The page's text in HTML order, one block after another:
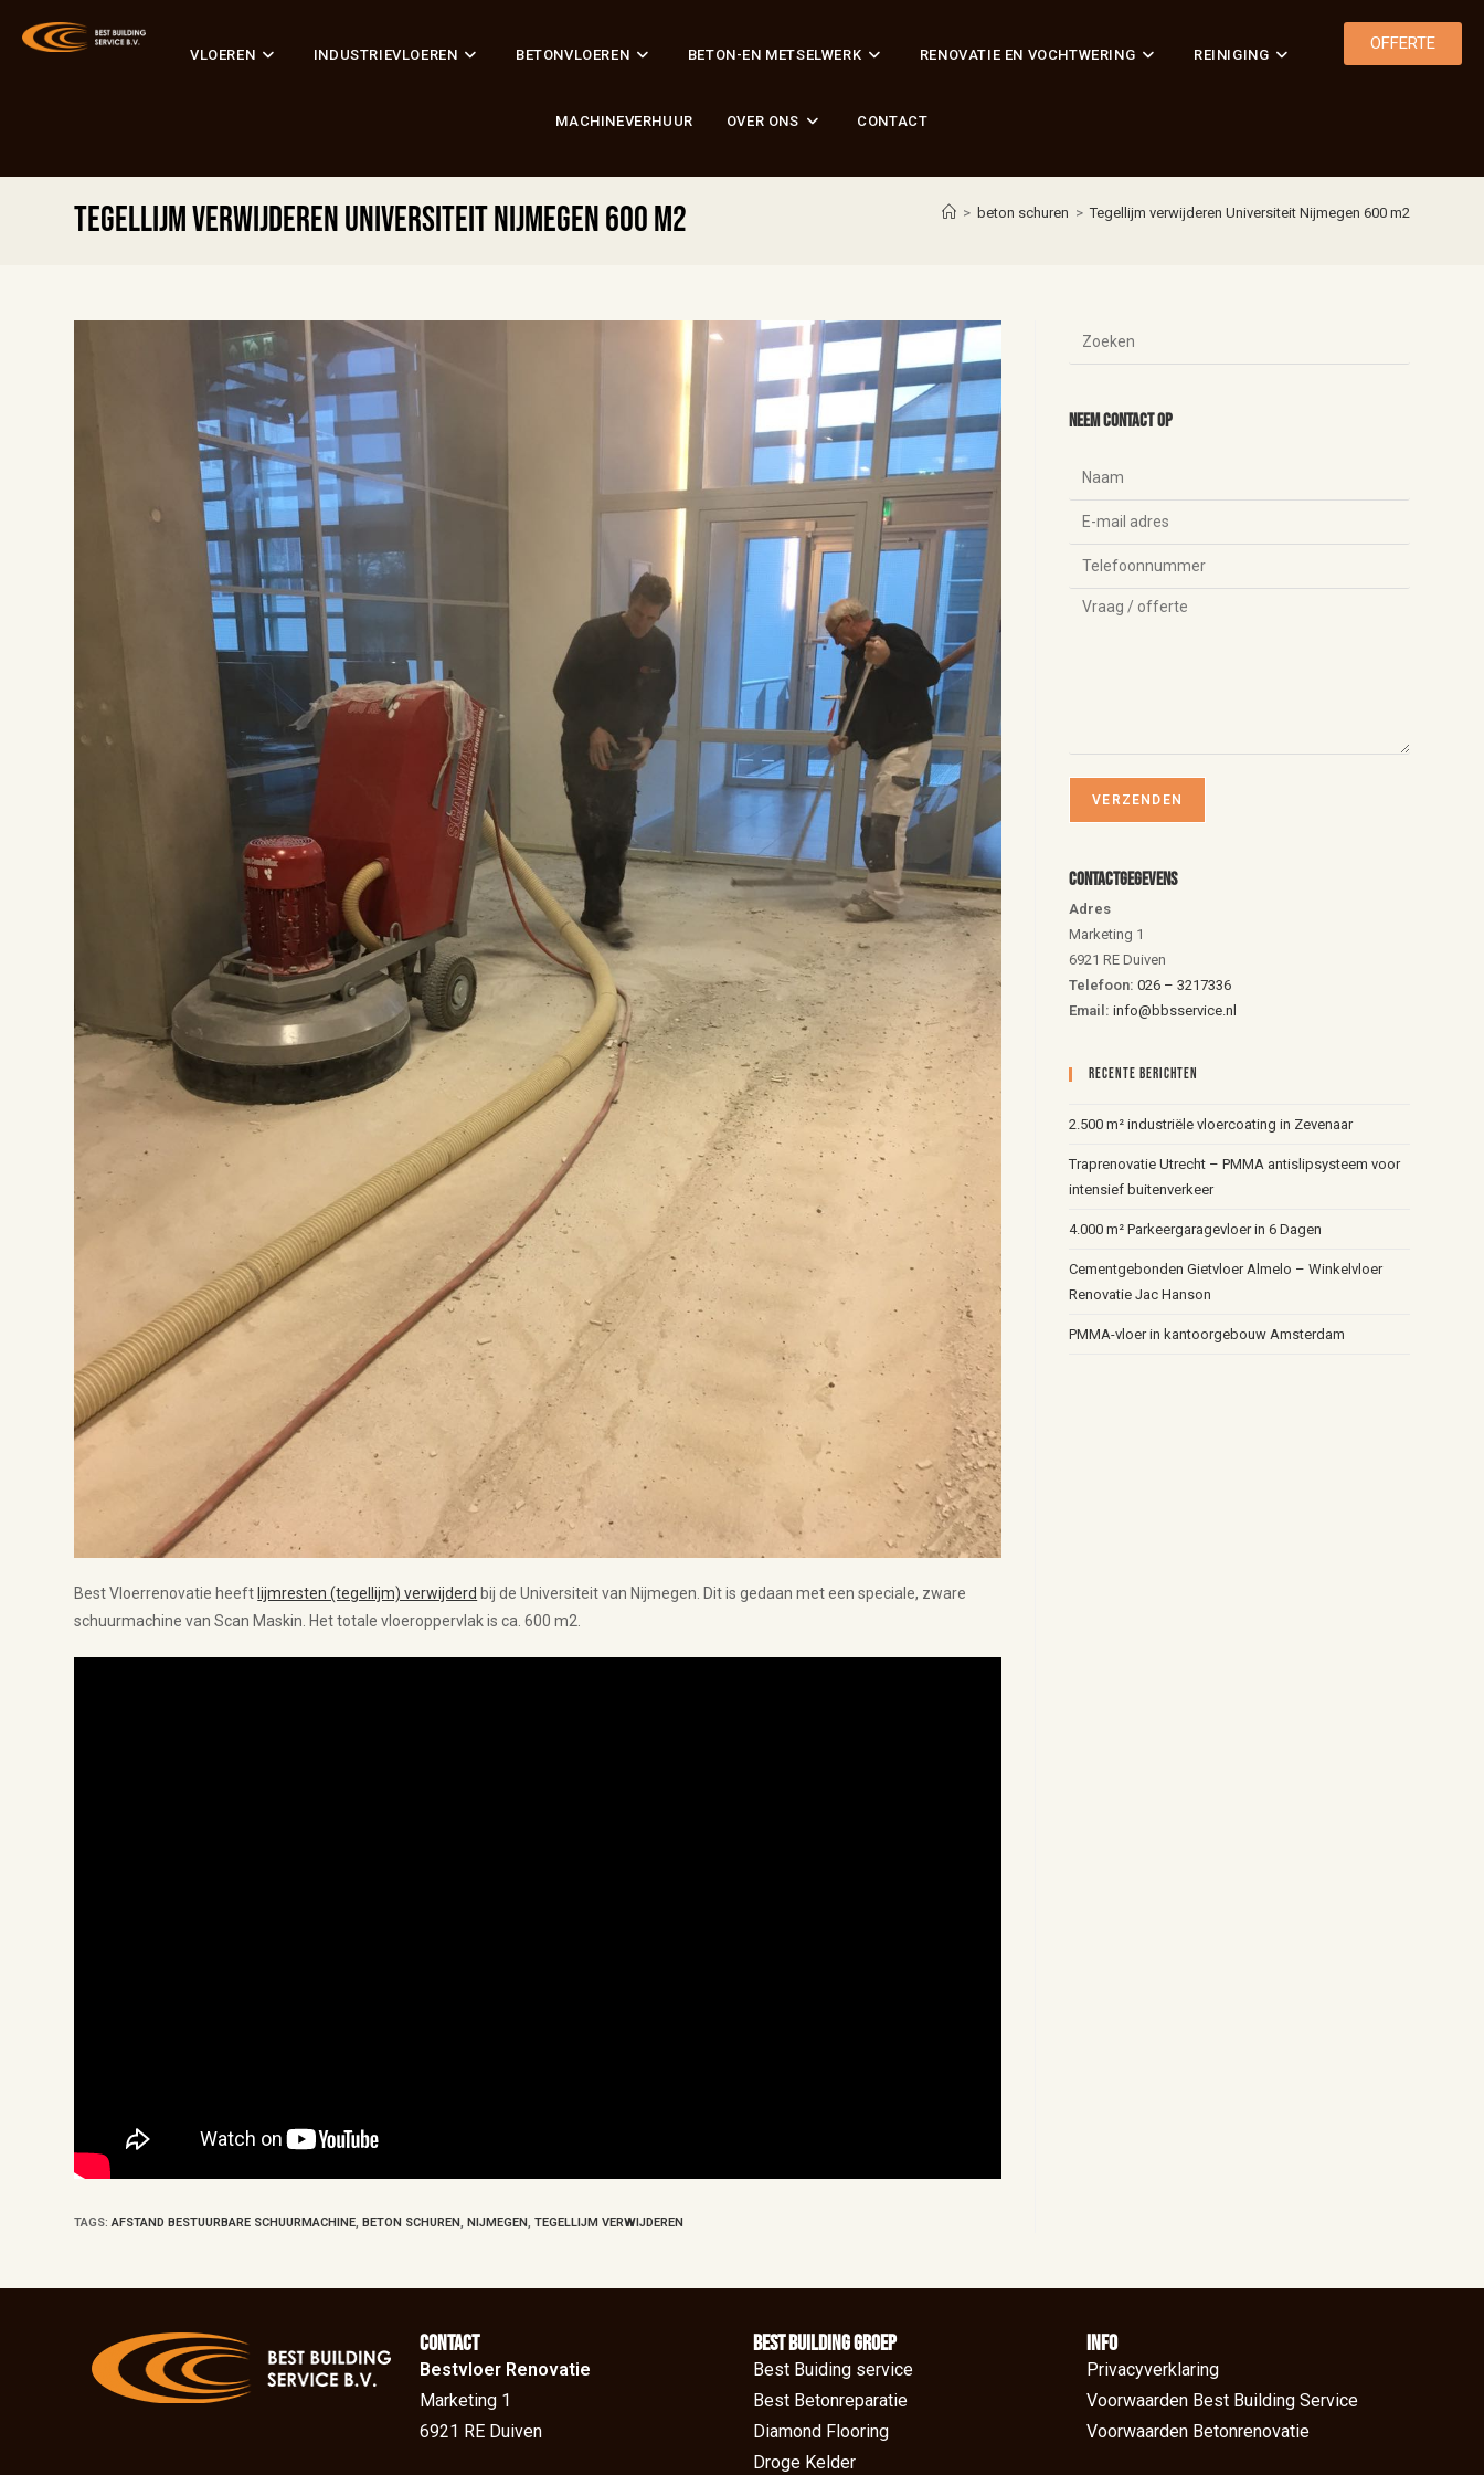
VLOEREN INDUSTRIEVLOEREN BETONVLOEREN BETON-EN METSELWERK RENOVATIE EN VOCHTWERING REINIGING
MACHINEVERHUUR OVER ONS CONTACT
OFFERTE
Tegellijm verwijderen Universiteit Nijmegen 600 m2 > beton schuren > Tegellijm verwijderen Universiteit Nijmegen 600 m2
Best Vloerrenovatie heeft lijmresten (tegellijm) verwijderd bij de Universiteit van Nijmegen. Dit is gedaan met een speciale, zware
schuurmachine van Scan Maskin. Het totale vloeroppervlak is ca. 600 m2.
TAGS:AFSTAND BESTUURBARE SCHUURMACHINE, BETON SCHUREN, NIJMEGEN, TEGELLIJM VERWIJDEREN
Neem contact op
Contactgegevens
Adres
Marketing 1
6921 RE Duiven
Telefoon:026 – 3217336
Email: info@bbsservice.nl
Recente Berichten
2.500 m² industriële vloercoating in Zevenaar
Traprenovatie Utrecht – PMMA antislipsysteem voor
intensief buitenverkeer
4.000 m² Parkeergaragevloer in 6 Dagen
Cementgebonden Gietvloer Almelo – Winkelvloer
Renovatie Jac Hanson
PMMA-vloer in kantoorgebouw Amsterdam
Contact
Bestvloer Renovatie
Marketing 1
6921 RE Duiven
BEst Building groep
Best Buiding service
Best Betonreparatie
Diamond Flooring
Droge Kelder
Info
Privacyverklaring
Voorwaarden Best Building Service
Voorwaarden Betonrenovatie